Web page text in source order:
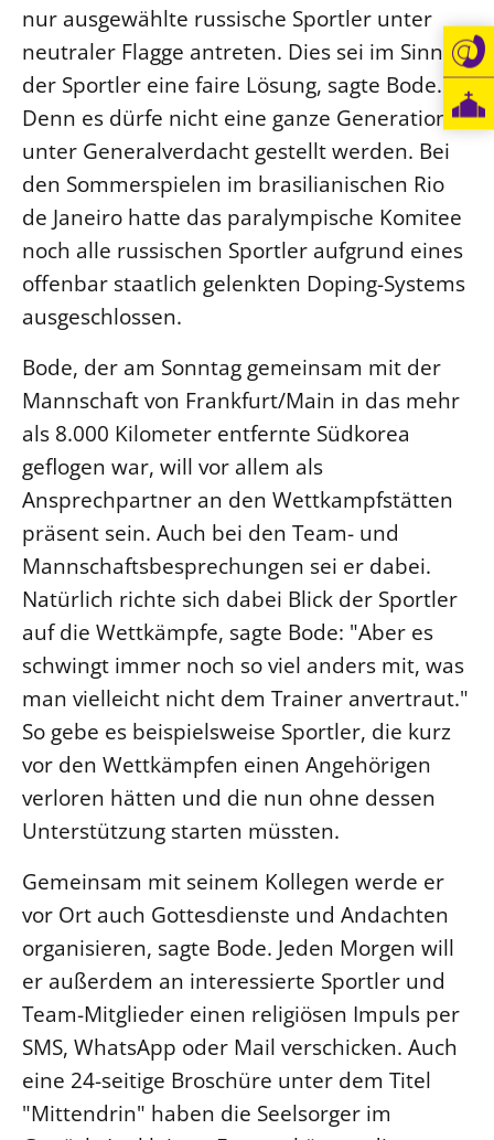
nur ausgewählte russische Sportler unter
neutraler Flagge antreten. Dies sei im Sinne
der Sportler eine faire Lösung, sagte Bode.
Denn es dürfe nicht eine ganze Generation
unter Generalverdacht gestellt werden. Bei
den Sommerspielen im brasilianischen Rio
de Janeiro hatte das paralympische Komitee
noch alle russischen Sportler aufgrund eines
offenbar staatlich gelenkten Doping-Systems
ausgeschlossen.
Bode, der am Sonntag gemeinsam mit der
Mannschaft von Frankfurt/Main in das mehr
als 8.000 Kilometer entfernte Südkorea
geflogen war, will vor allem als
Ansprechpartner an den Wettkampfstätten
präsent sein. Auch bei den Team- und
Mannschaftsbesprechungen sei er dabei.
Natürlich richte sich dabei Blick der Sportler
auf die Wettkämpfe, sagte Bode: "Aber es
schwingt immer noch so viel anders mit, was
man vielleicht nicht dem Trainer anvertraut."
So gebe es beispielsweise Sportler, die kurz
vor den Wettkämpfen einen Angehörigen
verloren hätten und die nun ohne dessen
Unterstützung starten müssten.
Gemeinsam mit seinem Kollegen werde er
vor Ort auch Gottesdienste und Andachten
organisieren, sagte Bode. Jeden Morgen will
er außerdem an interessierte Sportler und
Team-Mitglieder einen religiösen Impuls per
SMS, WhatsApp oder Mail verschicken. Auch
eine 24-seitige Broschüre unter dem Titel
"Mittendrin" haben die Seelsorger im